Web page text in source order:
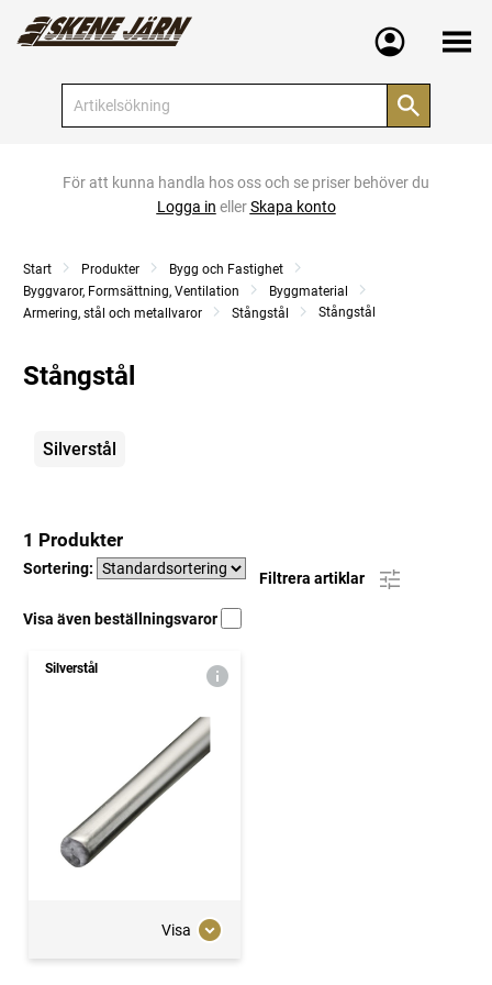
Meny
För att kunna handla hos oss och se priser behöver du
Logga in ellerSkapa konto
Start Produkter
Bygg och Fastighet
Byggvaror, Formsättning, Ventilation
Byggmaterial
Armering, stål och metallvaror
Stångstål Stångstål
Stångstål
Kategorier
Silverstål
1 Produkter
Sortering:
Filtrera artiklar
Visa även beställningsvaror
Silverstål
Visa